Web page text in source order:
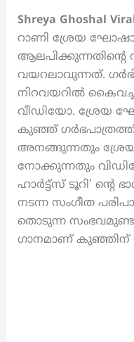
Shreya Ghoshal
റാണി ശ്രേയ
വയറലാവുന്നത്.
നിറവയറിൽ
വീഡിയോ. ശ്രേയ
കുഞ്ഞ്
അനങ്ങുന്നതും
നോക്കുന്നതും
ഹാർട്ട്സ് ടൂറി’ ന്റെ
നടന്ന സംഗീത
തൊടുന്ന
ഗാനമാണ് കുഞ്ഞിന്